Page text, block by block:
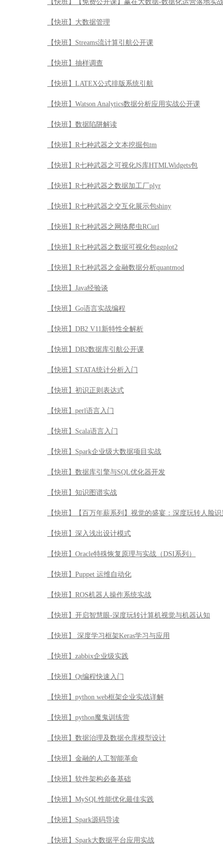
【快班】【免费公开课】赢在大数据-数据化运营落地实
【快班】大数据管理
【快班】Streams流计算引航公开课
【快班】抽样调查
【快班】LATEX公式排版系统引航
【快班】Watson Analytics数据分析应用实战公开课
【快班】数据陷阱解读
【快班】R七种武器之文本挖掘包tm
【快班】R七种武器之可视化JS库HTMLWidgets包
【快班】R七种武器之数据加工厂plyr
【快班】R七种武器之交互化展示包shiny
【快班】R七种武器之网络爬虫RCurl
【快班】R七种武器之数据可视化包ggplot2
【快班】R七种武器之金融数据分析quantmod
【快班】Java经验谈
【快班】Go语言实战编程
【快班】DB2 V11新特性全解析
【快班】DB2数据库引航公开课
【快班】STATA统计分析入门
【快班】初识正则表达式
【快班】perl语言入门
【快班】Scala语言入门
【快班】Spark企业级大数据项目实战
【快班】数据库引擎与SQL优化器开发
【快班】知识图谱实战
【快班】【百万年薪系列】视觉的盛宴：深度玩转人脸识
【快班】深入浅出设计模式
【快班】Oracle特殊恢复原理与实战（DSI系列）
【快班】Puppet 运维自动化
【快班】ROS机器人操作系统实战
【快班】开启智慧眼-深度玩转计算机视觉与机器认知
【快班】 深度学习框架Keras学习与应用
【快班】zabbix企业级实践
【快班】Qt编程快速入门
【快班】python web框架企业实战详解
【快班】python魔鬼训练营
【快班】数据治理及数据仓库模型设计
【快班】金融的人工智能革命
【快班】软件架构必备基础
【快班】MySQL性能优化最佳实践
【快班】Spark源码导读
【快班】Spark大数据平台应用实战